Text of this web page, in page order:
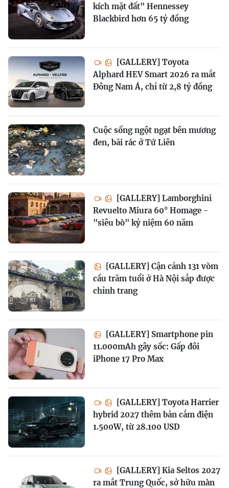
kích mặt đất" Hennessey
Blackbird hơn 65 tỷ đồng
[GALLERY] Toyota
Alphard HEV Smart 2026 ra mắt
Đông Nam Á, chỉ từ 2,8 tỷ đồng
Cuộc sống ngột ngạt bên mương
đen, bãi rác ở Tứ Liên
[GALLERY] Lamborghini
Revuelto Miura 60° Homage -
"siêu bò" kỷ niệm 60 năm
[GALLERY] Cận cảnh 131 vòm
cầu trăm tuổi ở Hà Nội sắp được
chỉnh trang
[GALLERY] Smartphone pin
11.000mAh gây sốc: Gấp đôi
iPhone 17 Pro Max
[GALLERY] Toyota Harrier
hybrid 2027 thêm bản cắm điện
1.500W, từ 28.100 USD
[GALLERY] Kia Seltos 2027
ra mắt Trung Quốc, sở hữu màn